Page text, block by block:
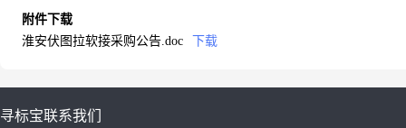
附件下载
淮安伏图拉软接采购公告.doc
下载
寻标宝联系我们